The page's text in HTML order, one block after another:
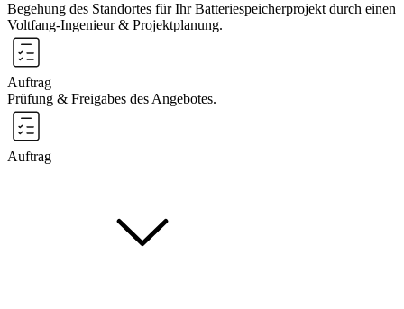
Begehung des Standortes für Ihr Batteriespeicherprojekt durch einen
Voltfang-Ingenieur & Projektplanung.
Auftrag
Prüfung & Freigabes des Angebotes.
Auftrag